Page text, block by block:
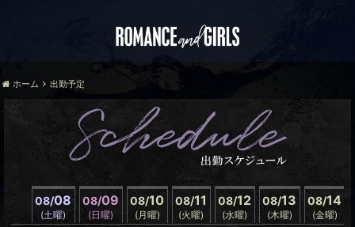
ホーム 出勤予定
08/08
(土曜)
08/09
(日曜)
08/10
(月曜)
08/11
(火曜)
08/12
(水曜)
08/13
(木曜)
08/14
(金曜)